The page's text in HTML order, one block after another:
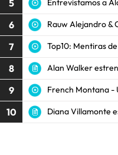
5 Entrevistamos a
6 Rauw Alejandro &
7 Top10: Mentiras
8 Alan Walker
9 French Montana
10 Diana Villamonte